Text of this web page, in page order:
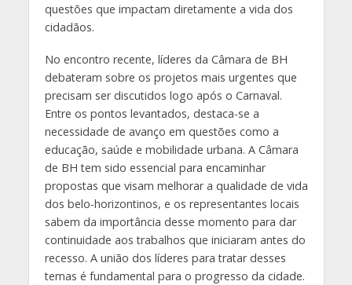
questões que impactam diretamente a vida dos
cidadãos.
No encontro recente, líderes da Câmara de BH
debateram sobre os projetos mais urgentes que
precisam ser discutidos logo após o Carnaval.
Entre os pontos levantados, destaca-se a
necessidade de avanço em questões como a
educação, saúde e mobilidade urbana. A Câmara
de BH tem sido essencial para encaminhar
propostas que visam melhorar a qualidade de vida
dos belo-horizontinos, e os representantes locais
sabem da importância desse momento para dar
continuidade aos trabalhos que iniciaram antes do
recesso. A união dos líderes para tratar desses
temas é fundamental para o progresso da cidade.